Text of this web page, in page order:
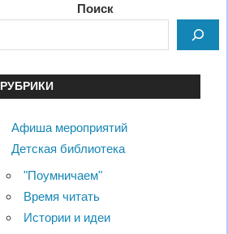
Поиск
РУБРИКИ
Афиша мероприятий
Детская библиотека
"Поумничаем"
Время читать
Истории и идеи